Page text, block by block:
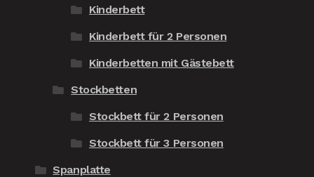
Kinderbett
Kinderbett für 2 Personen
Kinderbetten mit Gästebett
Stockbetten
Stockbett für 2 Personen
Stockbett für 3 Personen
Spanplatte